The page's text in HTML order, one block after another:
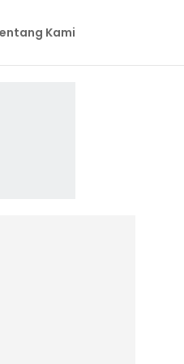
Kami